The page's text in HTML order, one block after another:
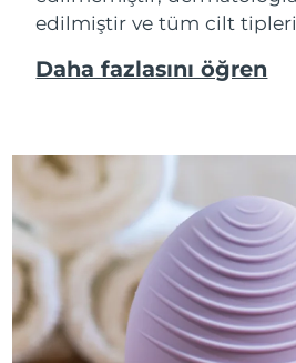
edilmiştir ve tüm cilt
Daha fazlasını öğren